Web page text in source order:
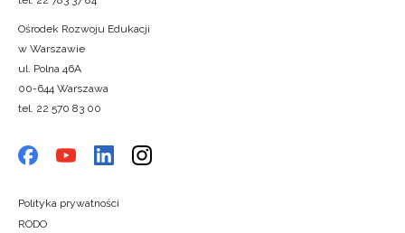
Ośrodek Rozwoju Edukacji
w Warszawie
ul. Polna 46A
00-644 Warszawa
tel. 22 570 83 00
Polityka prywatności
RODO